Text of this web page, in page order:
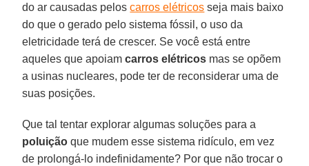
do ar causadas peloscarros elétricos seja mais baixo
do que o gerado pelo sistema fóssil, o uso da
eletricidade terá de crescer. Se você está entre
aqueles que apoiamcarros elétricos mas se opõem
a usinas nucleares, pode ter de reconsiderar uma de
suas posições.
Que tal tentar explorar algumas soluções para a
poluição que mudem esse sistema ridículo, em vez
de prolongá-lo indefinidamente? Por que não trocar o